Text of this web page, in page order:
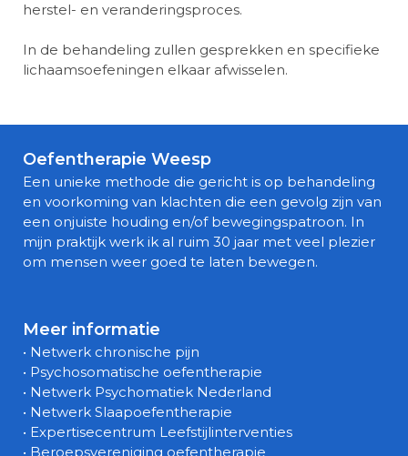
herstel- en veranderingsproces.
In de behandeling zullen gesprekken en specifieke
lichaamsoefeningen elkaar afwisselen.
Oefentherapie Weesp
Een unieke methode die gericht is op behandeling
en voorkoming van klachten die een gevolg zijn van
een onjuiste houding en/of bewegingspatroon. In
mijn praktijk werk ik al ruim 30 jaar met veel plezier
om mensen weer goed te laten bewegen.
Meer informatie
• Netwerk chronische pijn
• Psychosomatische oefentherapie
• Netwerk Psychomatiek Nederland
• Netwerk Slaapoefentherapie
• Expertisecentrum Leefstijlinterventies
• Beroepsvereniging oefentherapie